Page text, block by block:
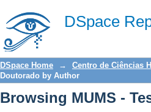
DSpace
Browsing MUMS -
DSpace Home → Centro de Ciências
Doutorado by Author
Browsing MUMS -